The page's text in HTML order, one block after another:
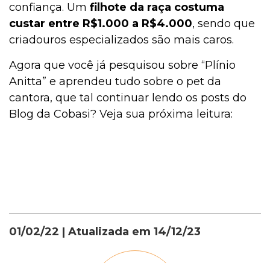
confiança. Um filhote da raça costuma
custar entre R$1.000 a R$4.000, sendo que
criadouros especializados são mais caros.
Agora que você já pesquisou sobre “Plínio
Anitta” e aprendeu tudo sobre o pet da
cantora, que tal continuar lendo os posts do
Blog da Cobasi? Veja sua próxima leitura:
01/02/22 | Atualizada em 14/12/23